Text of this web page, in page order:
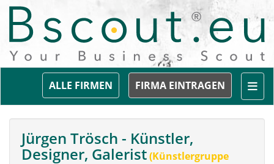
FIRMA EINTRAGEN
ALLE FIRMEN
Jürgen Trösch - Künstler,
Designer, Galerist(Künstlergruppe